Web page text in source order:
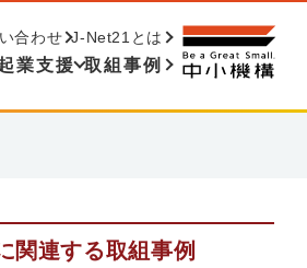
業支援 取組事例
合わせ J-Net21とは
関連する取組事例